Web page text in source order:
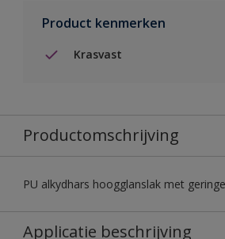
Product kenmerken
Krasvast
Productomschrijving
PU alkydhars hoogglanslak met
Applicatie beschrijving